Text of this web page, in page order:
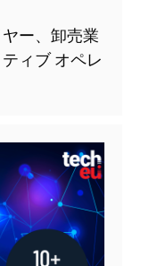
ー、卸売業
ィブ オペレ